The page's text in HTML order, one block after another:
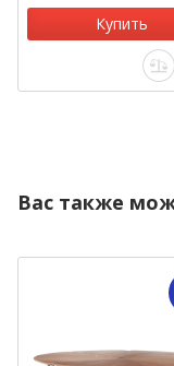
Купить
Вас также